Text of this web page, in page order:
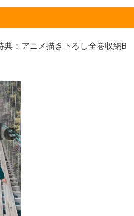
典：アニメ描き下ろし全巻収納B